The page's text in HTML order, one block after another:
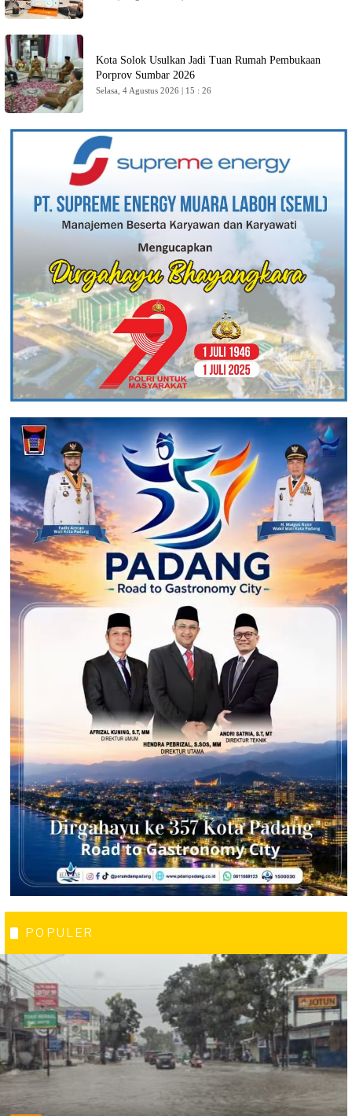
Kota Solok Usulkan Jadi Tuan Rumah Pembukaan
Porprov Sumbar 2026
Selasa, 4 Agustus 2026 | 15 : 26
POPULER